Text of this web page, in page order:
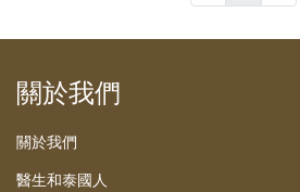
關於我們
關於我們
醫生和泰國人